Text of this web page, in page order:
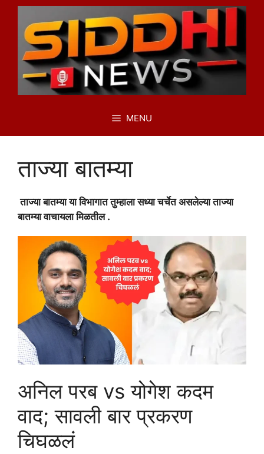
Skip
content
MENU
ताज्या बातम्या
ताज्या बातम्या या विभागात तुम्हाला सध्या चर्चेत असलेल्या ताज्या
बातम्या वाचायला मिळतील .
अनिल परब vs योगेश कदम
वाद; सावली बार प्रकरण
चिघळलं